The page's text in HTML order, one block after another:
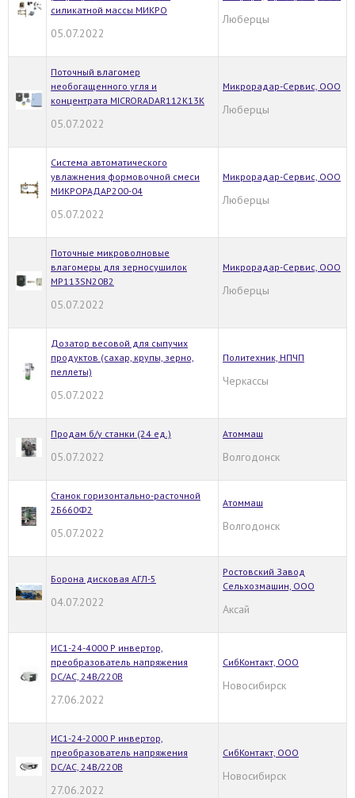
силикатной массы МИКРО
05.07.2022
Люберцы
Поточный влагомер
необогащенного угля и
концентрата MICRORADAR112K13K
05.07.2022
Микрорадар-Сервис, ООО
Люберцы
Система автоматического
увлажнения формовочной смеси
МИКРОРАДАР200-04
05.07.2022
Микрорадар-Сервис, ООО
Люберцы
Поточные микроволновые
влагомеры для зерносушилок
МР113SN20B2
05.07.2022
Микрорадар-Сервис, ООО
Люберцы
Дозатор весовой для сыпучих
продуктов (сахар, крупы, зерно,
пеллеты)
05.07.2022
Политехник, НПЧП
Черкассы
Продам б/у станки (24 ед.)
05.07.2022
Атоммаш
Волгодонск
Станок горизонтально-расточной
2Б660Ф2
05.07.2022
Атоммаш
Волгодонск
Борона дисковая АГЛ-5
04.07.2022
Ростовский Завод
Сельхозмашин, ООО
Аксай
ИС1-24-4000 Р инвертор,
преобразователь напряжения
DC/AC, 24В/220В
27.06.2022
СибКонтакт, ООО
Новосибирск
ИС1-24-2000 Р инвертор,
преобразователь напряжения
DC/AC, 24В/220В
27.06.2022
СибКонтакт, ООО
Новосибирск